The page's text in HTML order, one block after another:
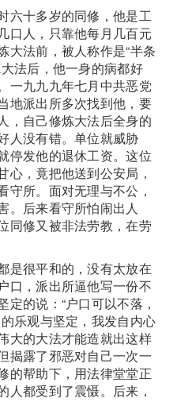
六十多岁的同修，他是工
口人，只靠他每月几百元
大法前，被人称作是“半条
法后，他一身的病都好
一九九九年七月中共恶党
地派出所多次找到他，要
，自己修炼大法后全身的
人没有错。单位就威胁
停发他的退休工资。这位
心，竟把他送到公安局，
守所。面对无理与不公，
。后来看守所怕闹出人
同修又被非法劳教，在劳
是很平和的，没有太放在
口，派出所逼他写一份不
的说：“户口可以不落，
乐观与坚定，我发自内心
大的大法才能造就出这样
揭露了邪恶对自己一次一
的帮助下，用法律堂堂正
人都受到了震慑。后来，